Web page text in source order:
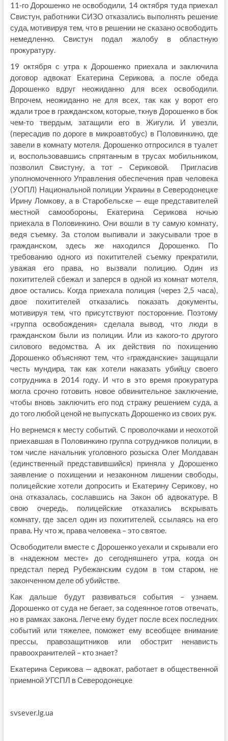
11-го Дорошенко не освободили, 14 октября туда приехал
Свистун, работники СИЗО отказались выполнять решение
суда, мотивируя тем, что в решении не сказано освободить
немедленно. Свистун подал жалобу в областную
прокуратуру.
19 октября с утра к Дорошенко приехала и заключила
договор адвокат Екатерина Серикова, а после обеда
Дорошенко вдруг неожиданно для всех освободили.
Впрочем, неожиданно не для всех, так как у ворот его
ждали трое в гражданском, которые, ткнув Дорошенко в бок
чем-то твердым, затащили его в Жигули. И увезли,
(пересадив по дороге в микроавтобус) в Половинкино, где
завели в комнату мотеля. Дорошенко отпросился в туалет
и, воспользовавшись спрятанным в трусах мобильником,
позволил Свистуну, а тот – Сериковой. Пригласив
уполномоченного Управления обеспечения прав человека
(УОПЛ) Национальной полиции Украины в Северодонецке
Ирину Ломкову, а в Старобельске — еще представителей
местной самообороны, Екатерина Серикова ночью
приехала в Половинкино. Они вошли в ту самую комнату,
ведя съемку. За столом выпивали и закусывали трое в
гражданском, здесь же находился Дорошенко. По
требованию одного из похитителей съемку прекратили,
уважая его права, но вызвали полицию. Один из
похитителей сбежал и заперся в одной из комнат мотеля,
двое остались. Когда приехала полиция (через 2,5 часа),
двое похитителей отказались показать документы,
мотивируя тем, что присутствуют посторонние. Поэтому
«группа освобождения» сделала вывод, что люди в
гражданском были из полиции. Или из какого-то другого
силового ведомства. А их действия по похищению
Дорошенко объясняют тем, что «гражданские» защищали
честь мундира, так как хотели наказать убийцу своего
сотрудника в 2014 году. И что в это время прокуратура
могла срочно готовить новое обвинительное заключение,
чтобы вновь заключить его под стражу решением суда, а
до того любой ценой не выпускать Дорошенко из своих рук.
Но вернемся к месту событий. С проволочками и неохотой
приехавшая в Половинкино группа сотрудников полиции, в
том числе начальник уголовного розыска Олег Молдаван
(единственный представившийся) приняла у Дорошенко
заявление о похищении и незаконном лишении свободы,
полицейские хотели допросить и Екатерину Серикову, но
она отказалась, сославшись на Закон об адвокатуре. В
свою очередь, полицейские отказались вскрывать
комнату, где засел один из похитителей, ссылаясь на его
права. Ну что ж, права человека – это святое.
Освободители вместе с Дорошенко уехали и скрывали его
в «надежном месте» до сегодняшнего утра, когда он
предстал перед Рубежанским судом в том старом, не
законченном деле об убийстве.
Как дальше будут развиваться события – узнаем.
Дорошенко от суда не бегает, за содеянное готов отвечать,
но в рамках закона. Легче ему будет после всех последних
событий или тяжелее, поможет ему всеобщее внимание
прессы, правозащитников или обострит ненависть
правоохранителей – кто знает?
Екатерина Серикова — адвокат, работает в общественной
приемной УГСПЛ в Северодонецке
svsever.lg.ua